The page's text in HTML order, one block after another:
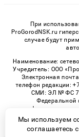
При
ProGorodNSK.ru
случае будут
Наименование:
Учредитель: ООО
Электронная
телефон редакции:
СМИ: ЭЛ № ФС
Федеральной
информационных
Мы используем
соглашаетесь